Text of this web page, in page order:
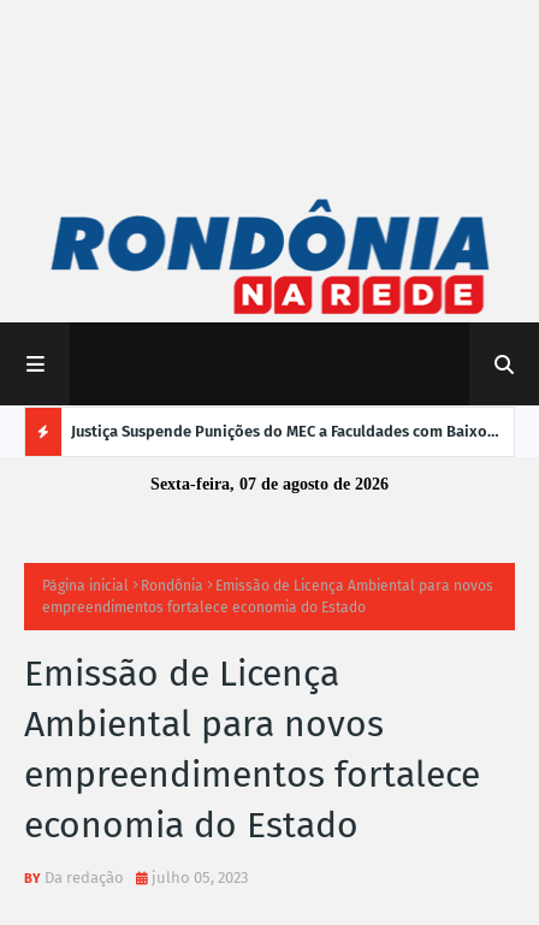
A
S
N
O
Justiça Suspende Punições do MEC a Faculdades com Baixo
Desempenho no Enamed
Sexta-feira, 07 de agosto de 2026
Página inicial Rondônia
Emissão de Licença Ambiental para novos
empreendimentos fortalece economia do Estado
Emissão de Licença
Ambiental para novos
empreendimentos fortalece
economia do Estado
Da redação julho 05, 2023